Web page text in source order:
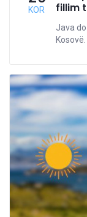
KOR
fillim
Java